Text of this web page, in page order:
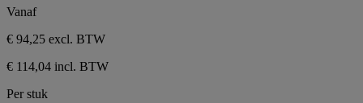
Vanaf
€ 94,25 excl. BTW
€ 114,04 incl. BTW
Per stuk